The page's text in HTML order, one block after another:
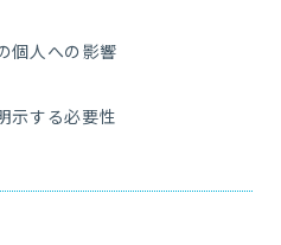
個人への影響
示する必要性